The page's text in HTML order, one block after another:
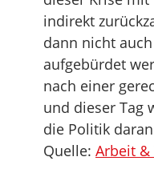
indirekt
dann nicht
aufgebürdet
nach einer
und dieser Tag
die Politik
Quelle: Arbeit